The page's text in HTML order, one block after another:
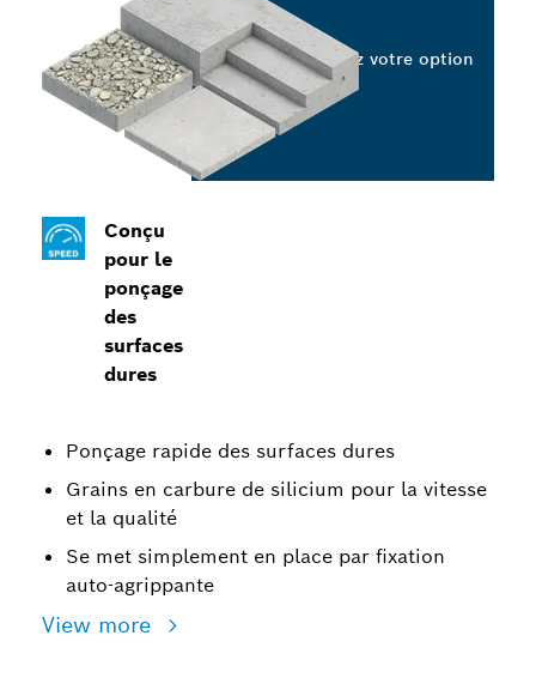
Conçu
pour le
ponçage
des
surfaces
dures
Ponçage rapide des surfaces dures
Grains en carbure de silicium pour la vitesse
et la qualité
Se met simplement en place par fixation
auto-agrippante
View more
Sélectionnez votre option